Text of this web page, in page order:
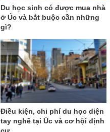
Du học sinh có được mua nhà
ở Úc và bắt buộc cần những
gì?
Điều kiện, chi phí du học diện
tay nghề tại Úc và cơ hội định